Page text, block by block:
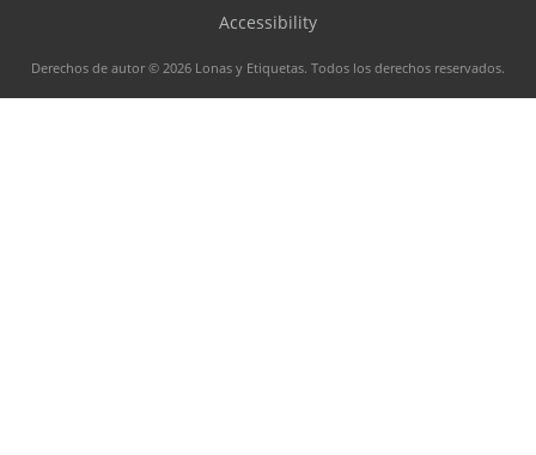
Accessibility
Derechos de autor © 2026 Lonas y Etiquetas. Todos los derechos reservados.